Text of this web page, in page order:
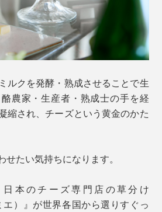
ルクを発酵・熟成させることで生
農家・生産者・熟成士の手を経
縮され、チーズという黄金のかた
たい気持ちになります。
本のチーズ専門店の草分け
エ）』が世界各国から選りすぐっ